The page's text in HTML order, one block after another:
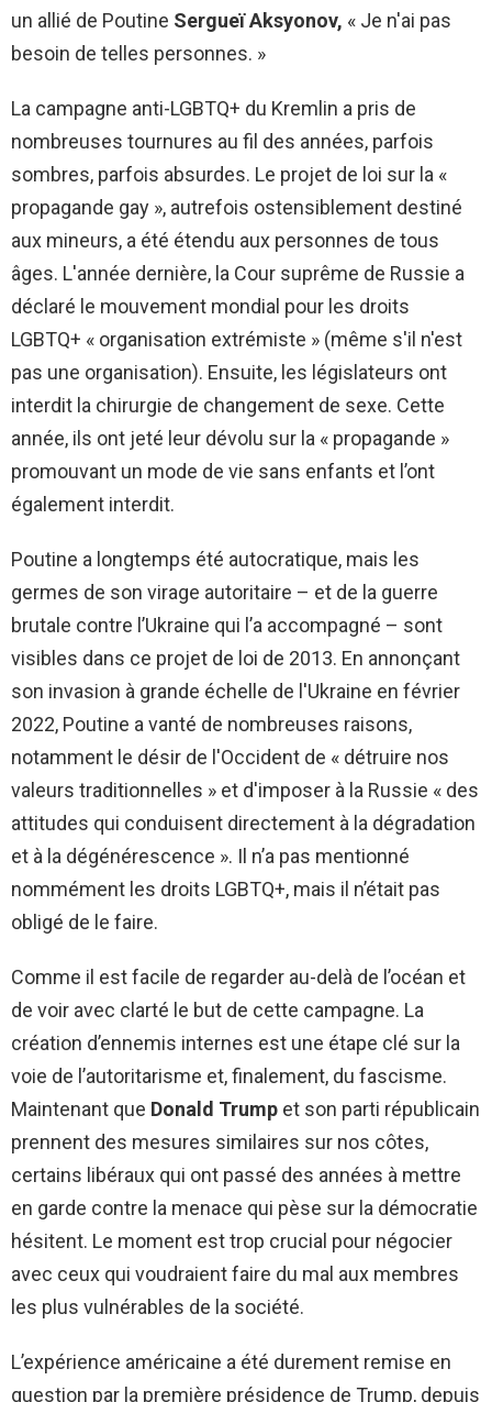
un allié de Poutine Sergueï Aksyonov, « Je n'ai pas
besoin de telles personnes. »
La campagne anti-LGBTQ+ du Kremlin a pris de
nombreuses tournures au fil des années, parfois
sombres, parfois absurdes. Le projet de loi sur la «
propagande gay », autrefois ostensiblement destiné
aux mineurs, a été étendu aux personnes de tous
âges. L'année dernière, la Cour suprême de Russie a
déclaré le mouvement mondial pour les droits
LGBTQ+ « organisation extrémiste » (même s'il n'est
pas une organisation). Ensuite, les législateurs ont
interdit la chirurgie de changement de sexe. Cette
année, ils ont jeté leur dévolu sur la « propagande »
promouvant un mode de vie sans enfants et l’ont
également interdit.
Poutine a longtemps été autocratique, mais les
germes de son virage autoritaire – et de la guerre
brutale contre l’Ukraine qui l’a accompagné – sont
visibles dans ce projet de loi de 2013. En annonçant
son invasion à grande échelle de l'Ukraine en février
2022, Poutine a vanté de nombreuses raisons,
notamment le désir de l'Occident de « détruire nos
valeurs traditionnelles » et d'imposer à la Russie « des
attitudes qui conduisent directement à la dégradation
et à la dégénérescence ». Il n’a pas mentionné
nommément les droits LGBTQ+, mais il n’était pas
obligé de le faire.
Comme il est facile de regarder au-delà de l’océan et
de voir avec clarté le but de cette campagne. La
création d’ennemis internes est une étape clé sur la
voie de l’autoritarisme et, finalement, du fascisme.
Maintenant que Donald Trump et son parti républicain
prennent des mesures similaires sur nos côtes,
certains libéraux qui ont passé des années à mettre
en garde contre la menace qui pèse sur la démocratie
hésitent. Le moment est trop crucial pour négocier
avec ceux qui voudraient faire du mal aux membres
les plus vulnérables de la société.
L’expérience américaine a été durement remise en
question par la première présidence de Trump, depuis